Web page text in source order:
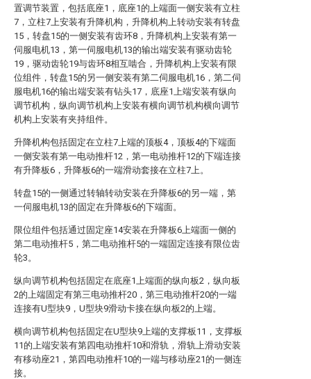
置调节装置，包括底座1，底座1的上端面一侧安装有立柱
7，立柱7上安装有升降机构，升降机构上转动安装有转盘
15，转盘15的一侧安装有齿环8，升降机构上安装有第一
伺服电机13，第一伺服电机13的输出端安装有驱动齿轮
19，驱动齿轮19与齿环8相互啮合，升降机构上安装有限
位组件，转盘15的另一侧安装有第二伺服电机16，第二伺
服电机16的输出端安装有钻头17，底座1上端安装有纵向
调节机构，纵向调节机构上安装有横向调节机构横向调节
机构上安装有夹持组件。
升降机构包括固定在立柱7上端的顶板4，顶板4的下端面
一侧安装有第一电动推杆12，第一电动推杆12的下端连接
有升降板6，升降板6的一端滑动套接在立柱7上。
转盘15的一侧通过转轴转动安装在升降板6的另一端，第
一伺服电机13的固定在升降板6的下端面。
限位组件包括通过固定座14安装在升降板6上端面一侧的
第二电动推杆5，第二电动推杆5的一端固定连接有限位齿
轮3。
纵向调节机构包括固定在底座1上端面的纵向板2，纵向板
2的上端固定有第三电动推杆20，第三电动推杆20的一端
连接有U型块9，U型块9滑动卡接在纵向板2的上端。
横向调节机构包括固定在U型块9上端的支撑板11，支撑板
11的上端安装有第四电动推杆10和滑轨，滑轨上滑动安装
有移动座21，第四电动推杆10的一端与移动座21的一侧连
接。